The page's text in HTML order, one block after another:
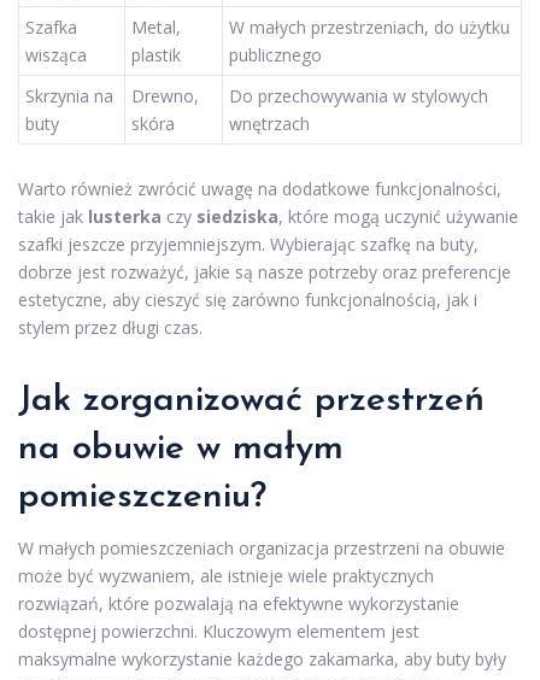
Szafka
wisząca
Metal,
plastik
W małych przestrzeniach, do użytku
publicznego
Skrzynia na
buty
Drewno,
skóra
Do przechowywania w stylowych
wnętrzach
Warto również zwrócić uwagę na dodatkowe funkcjonalności,
takie jak lusterka czy siedziska, które mogą uczynić używanie
szafki jeszcze przyjemniejszym. Wybierając szafkę na buty,
dobrze jest rozważyć, jakie są nasze potrzeby oraz preferencje
estetyczne, aby cieszyć się zarówno funkcjonalnością, jak i
stylem przez długi czas.
Jak zorganizować przestrzeń
na obuwie w małym
pomieszczeniu?
W małych pomieszczeniach organizacja przestrzeni na obuwie
może być wyzwaniem, ale istnieje wiele praktycznych
rozwiązań, które pozwalają na efektywne wykorzystanie
dostępnej powierzchni. Kluczowym elementem jest
maksymalne wykorzystanie każdego zakamarka, aby buty były